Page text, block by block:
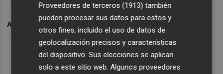
Lo Más Escuchado
ARCHIVADO EN
Proveedores de terceros (1913) también
pueden procesar sus datos para estos y
otros fines, incluido el uso de datos de
geolocalización precisos y características
del dispositivo. Sus elecciones se aplican
solo a este sitio web. Algunos proveedores